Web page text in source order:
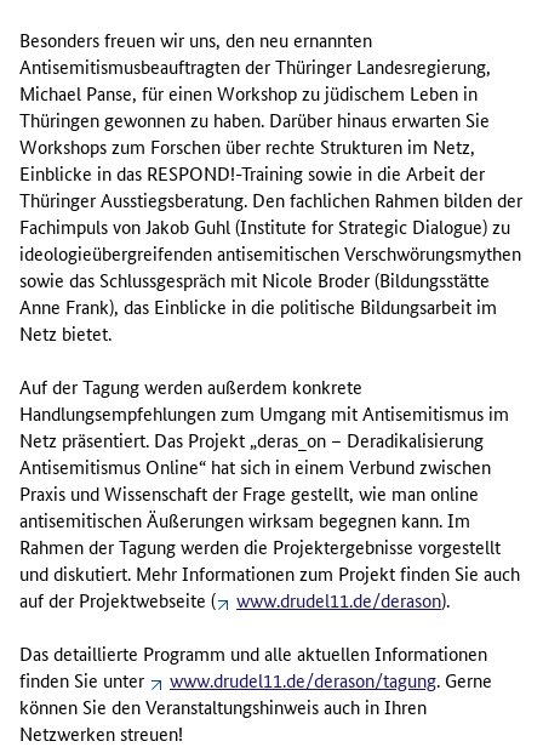
Besonders freuen wir uns, den neu ernannten
Antisemitismusbeauftragten der Thüringer Landesregierung,
Michael Panse, für einen Workshop zu jüdischem Leben in
Thüringen gewonnen zu haben. Darüber hinaus erwarten Sie
Workshops zum Forschen über rechte Strukturen im Netz,
Einblicke in das RESPOND!-Training sowie in die Arbeit der
Thüringer Ausstiegsberatung. Den fachlichen Rahmen bilden der
Fachimpuls von Jakob Guhl (Institute for Strategic Dialogue) zu
ideologieübergreifenden antisemitischen Verschwörungsmythen
sowie das Schlussgespräch mit Nicole Broder (Bildungsstätte
Anne Frank), das Einblicke in die politische Bildungsarbeit im
Netz bietet.
Auf der Tagung werden außerdem konkrete
Handlungsempfehlungen zum Umgang mit Antisemitismus im
Netz präsentiert. Das Projekt „deras_on – Deradikalisierung
Antisemitismus Online“ hat sich in einem Verbund zwischen
Praxis und Wissenschaft der Frage gestellt, wie man online
antisemitischen Äußerungen wirksam begegnen kann. Im
Rahmen der Tagung werden die Projektergebnisse vorgestellt
und diskutiert. Mehr Informationen zum Projekt finden Sie auch
auf der Projektwebseite (
www.drudel11.de/derason).
Das detaillierte Programm und alle aktuellen Informationen
finden Sie unter
www.drudel11.de/derason/tagung. Gerne
können Sie den Veranstaltungshinweis auch in Ihren
Netzwerken streuen!